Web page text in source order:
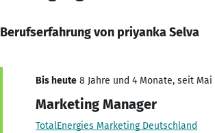
Berufserfahrung von priyanka Selva
Bis heute 8 Jahre und 4 Monate, seit Mai
Marketing Manager
TotalEnergies Marketing Deutschland